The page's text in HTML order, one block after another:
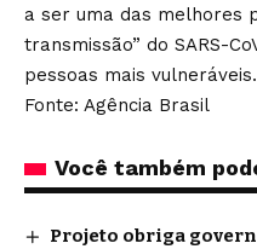
a ser uma das melhores
transmissão” do SARS-
pessoas mais vulneráveis.
Fonte: Agência Brasil
Você também
Projeto obriga